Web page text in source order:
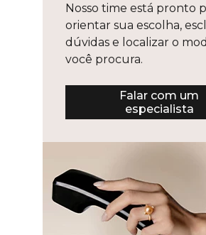
Nosso time está pronto
orientar sua escolha,
dúvidas e localizar o
você procura.
Falar com um
especialista